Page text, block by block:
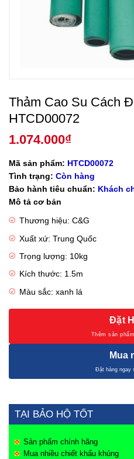
Thảm Cao Su Cách
HTCD00072
1.074.000₫
Mã sản phẩm: HTCD00072
Tình trạng: Còn hàng
Bảo hành tiêu chuẩn: Khách
Mô tả cơ bản
Thương hiệu: C&G
Xuất xứ: Trung Quốc
Trọng lượng: 10kg
Kích thước: 1.5m
Màu sắc: xanh lá
Đặt
Mua
TẠI BẢO HỘ TỐT
Sản phẩm chính hãng
Mua nhiều chiết khấu khủng